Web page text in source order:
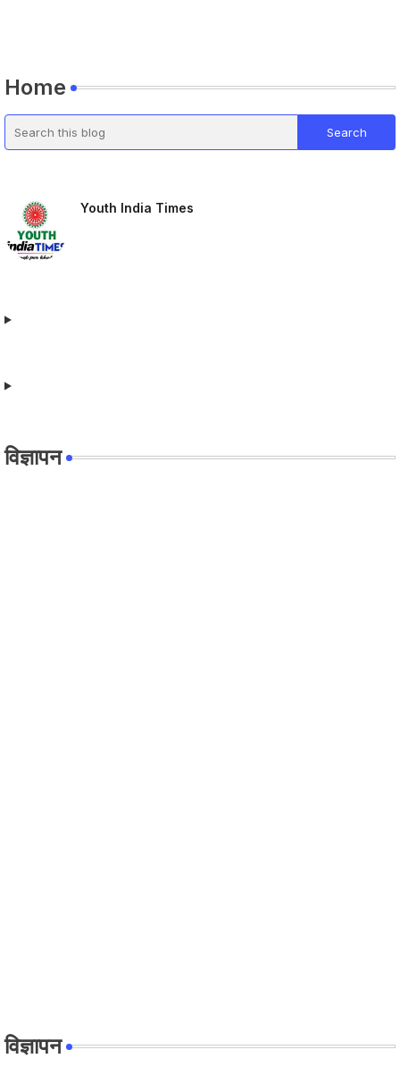
Home
Youth India Times
विज्ञापन
विज्ञापन